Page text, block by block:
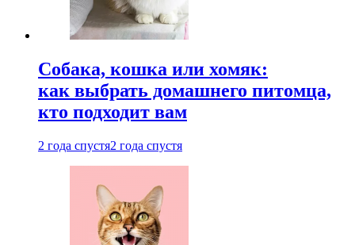
Собака, кошка или хомяк:
как выбрать домашнего питомца,
кто подходит вам
2 года спустя2 года спустя